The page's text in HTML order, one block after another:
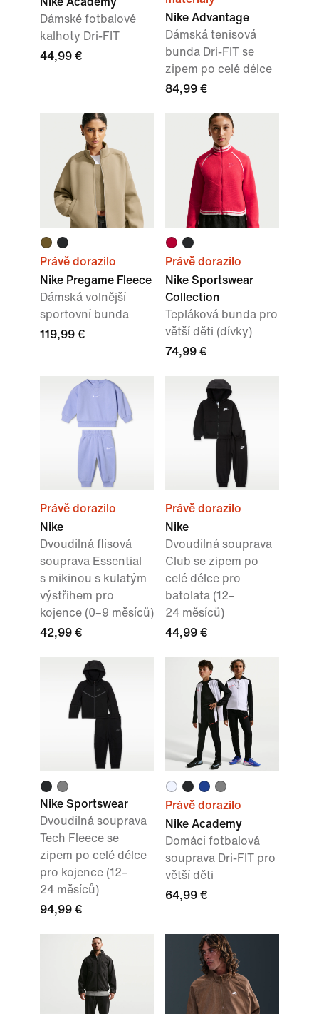
Dámské fotbalové
kalhoty Dri-FIT
44,99 €
Nike Advantage
Dámská tenisová
bunda Dri-FIT se
zipem po celé délce
84,99 €
Právě dorazilo
Nike Pregame Fleece
Dámská volnější
sportovní bunda
119,99 €
Právě dorazilo
Nike Sportswear
Collection
Tepláková bunda pro
větší děti (dívky)
74,99 €
Právě dorazilo
Nike
Dvoudílná flísová
souprava Essential
s mikinou s kulatým
výstřihem pro
kojence (0–9 měsíců)
42,99 €
Právě dorazilo
Nike
Dvoudílná souprava
Club se zipem po
celé délce pro
batolata (12–
24 měsíců)
44,99 €
Nike Sportswear
Dvoudílná souprava
Tech Fleece se
zipem po celé délce
pro kojence (12–
24 měsíců)
94,99 €
Právě dorazilo
Nike Academy
Domácí fotbalová
souprava Dri-FIT pro
větší děti
64,99 €